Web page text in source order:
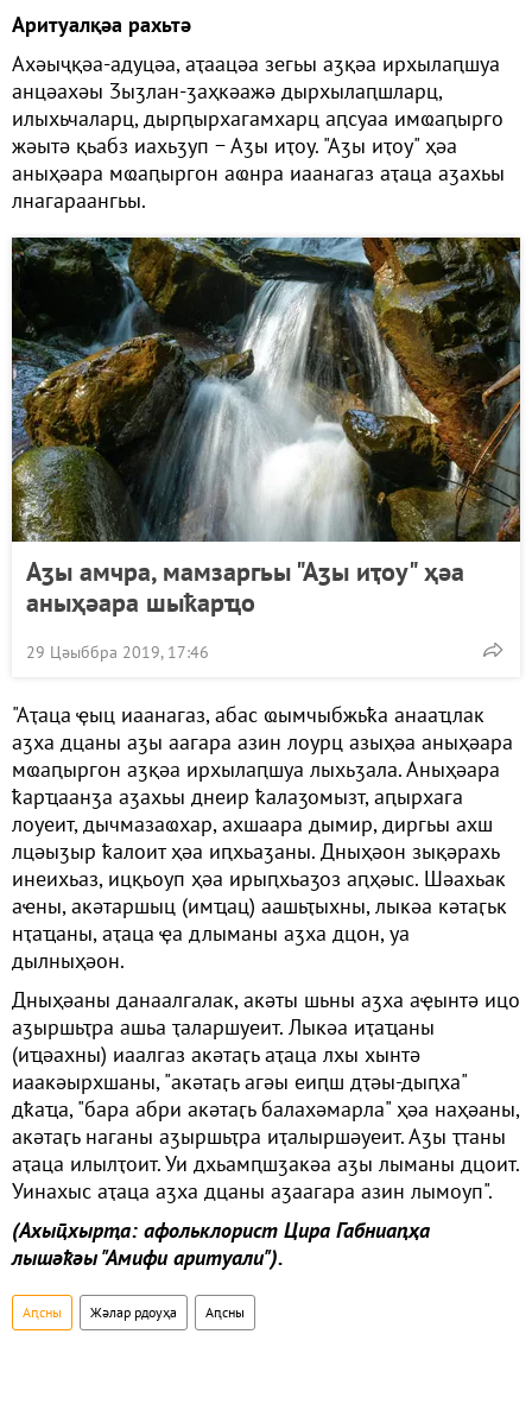
Аритуалқәа рахьтә
Ахәыҷқәа-адуцәа, аҭаацәа зегьы аӡқәа ирхылаԥшуа
анцәахәы Ӡыӡлан-ӡаҳкәажә дырхылаԥшларц,
илыхьчаларц, дырԥырхагамхарц аԥсуаа имҩаԥырго
жәытә қьабз иахьӡуп − Аӡы иҭоу. "Аӡы иҭоу" ҳәа
аныҳәара мҩаԥыргон аҩнра иаанагаз аҭаца аӡахьы
лнагараангьы.
Аӡы амчра, мамзаргьы "Аӡы иҭоу" ҳәа
аныҳәара шыҟарҵо
29 Цәыббра 2019, 17:46
"Аҭаца ҿыц иаанагаз, абас ҩымчыбжьҟа анааҵлак
аӡха дцаны аӡы аагара азин лоурц азыҳәа аныҳәара
мҩаԥыргон аӡқәа ирхылаԥшуа лыхьӡала. Аныҳәара
ҟарҵаанӡа аӡахьы днеир ҟалаӡомызт, аԥырхага
лоуеит, дычмазаҩхар, ахшаара дымир, диргьы ахш
лцәыӡыр ҟалоит ҳәа иԥхьаӡаны. Дныҳәон зықәрахь
инеихьаз, ицқьоуп ҳәа ирыԥхьаӡоз аԥҳәыс. Шәахьак
аҽны, акәтаршыц (имҵац) аашьҭыхны, лыкәа кәтаӷьк
нҭаҵаны, аҭаца ҿа длыманы аӡха дцон, уа
дылныҳәон.
Дныҳәаны данаалгалак, акәты шьны аӡха аҿынтә ицо
аӡыршьҭра ашьа ҭаларшуеит. Лыкәа иҭаҵаны
(иҵәахны) иаалгаз акәтаӷь аҭаца лхы хынтә
иаакәырхшаны, "акәтаӷь агәы еиԥш дҭәы-дыԥха"
дҟаҵа, "бара абри акәтаӷь балахәмарла" ҳәа наҳәаны,
акәтаӷь наганы аӡыршьҭра иҭалыршәуеит. Аӡы ҭтаны
аҭаца илылҭоит. Уи дхьамԥшӡакәа аӡы лыманы дцоит.
Уинахыс аҭаца аӡха дцаны аӡаагара азин лымоуп".
(Ахыҵхырҭа: афольклорист Цира Габниаԥҳа
лышәҟәы "Амифи аритуали").
Аԥсны Жәлар рдоуҳа Аԥсны